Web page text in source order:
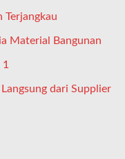
Terjangkau
Material Bangunan
dari Supplier